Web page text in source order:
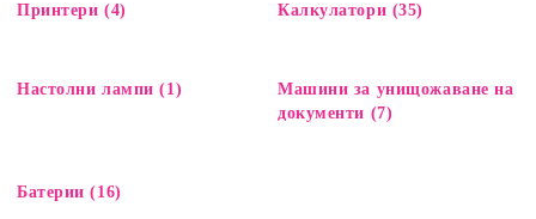
Принтери (4) Калкулатори (35)
Настолни лампи (1)
Машини за унищожаване на
документи (7)
Батерии (16)